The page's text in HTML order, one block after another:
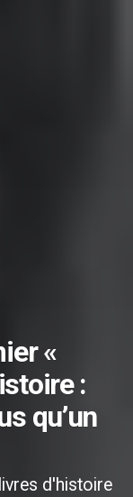
«
:
qu’un
d'histoire